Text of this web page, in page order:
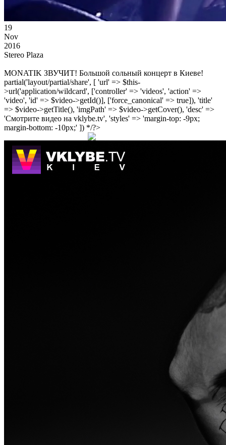
19
Nov
2016
Stereo Plaza
MONATIK ЗВУЧИТ! Большой сольный концерт в Киеве!
partial('layout/partial/share', [ 'url' => $this-
>url('application/wildcard', ['controller' => 'videos', 'action' =>
'video', 'id' => $video->getId()], ['force_canonical' => true]), 'title'
=> $video->getTitle(), 'imgPath' => $video->getCover(), 'desc' =>
'Смотрите видео на vklybe.tv', 'styles' => 'margin-top: -9px;
margin-bottom: -10px;' ]) */?>